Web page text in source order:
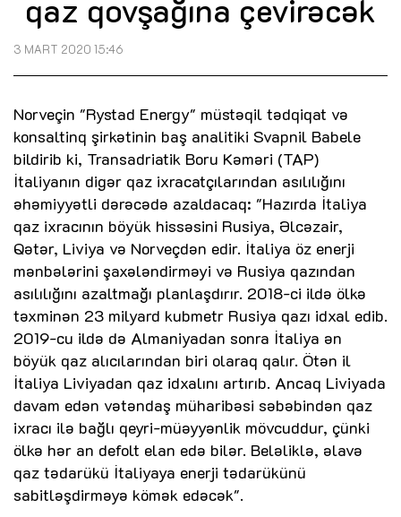
qaz qovşağına çevirəcək
3 MART 2020 15:46
Norveçin "Rystad Energy" müstəqil tədqiqat və
konsaltinq şirkətinin baş analitiki Svapnil Babele
bildirib ki, Transadriatik Boru Kəməri (TAP)
İtaliyanın digər qaz ixracatçılarından asılılığını
əhəmiyyətli dərəcədə azaldacaq: "Hazırda İtaliya
qaz ixracının böyük hissəsini Rusiya, Əlcəzair,
Qətər, Liviya və Norveçdən edir. İtaliya öz enerji
mənbələrini şaxələndirməyi və Rusiya qazından
asılılığını azaltmağı planlaşdırır. 2018-ci ildə ölkə
təxminən 23 milyard kubmetr Rusiya qazı idxal edib.
2019-cu ildə də Almaniyadan sonra İtaliya ən
böyük qaz alıcılarından biri olaraq qalır. Ötən il
İtaliya Liviyadan qaz idxalını artırıb. Ancaq Liviyada
davam edən vətəndaş müharibəsi səbəbindən qaz
ixracı ilə bağlı qeyri-müəyyənlik mövcuddur, çünki
ölkə hər an defolt elan edə bilər. Beləliklə, əlavə
qaz tədarükü İtaliyaya enerji tədarükünü
sabitləşdirməyə kömək edəcək".